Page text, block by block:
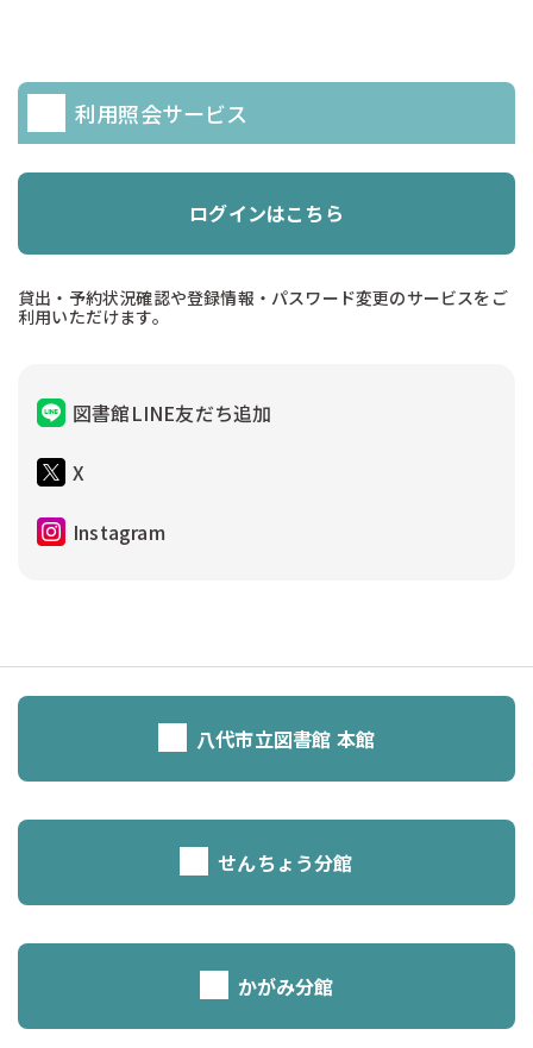
利用照会サービス
ログインはこちら
貸出・予約状況確認や登録情報・パスワード変更のサービスをご
利用いただけます。
図書館LINE友だち追加
X
Instagram
八代市立図書館 本館
せんちょう分館
かがみ分館